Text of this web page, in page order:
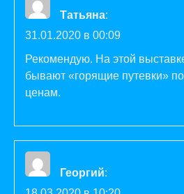
Татьяна:
31.01.2020 в 00:09
Рекомендую. На этой
бывают «горящие путевки»
ценам.
Георгий: